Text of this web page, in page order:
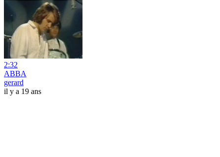
2:32
ABBA
gerard
il y a 19 ans